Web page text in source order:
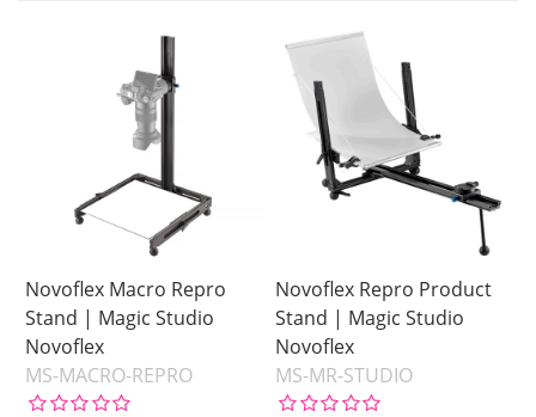
Inkl. Moms
Ikke på lager
Novoflex Macro Repro
Stand | Magic Studio
Novoflex
MS-MACRO-REPRO
Novoflex Repro Product
Stand | Magic Studio
Novoflex
MS-MR-STUDIO